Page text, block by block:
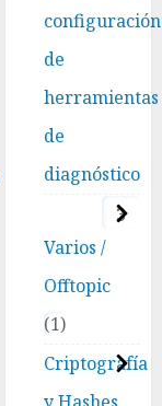
configuración
de
herramientas
de
diagnóstico
3
Varios /
Offtopic
1
Criptografía